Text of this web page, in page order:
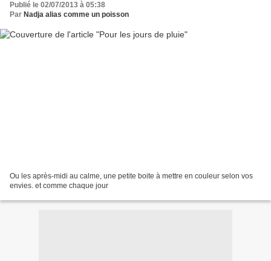
Publié le 02/07/2013 à 05:38
Par Nadja alias comme un poisson
Ou les après-midi au calme, une petite boite à mettre en couleur selon vos
envies. et comme chaque jour